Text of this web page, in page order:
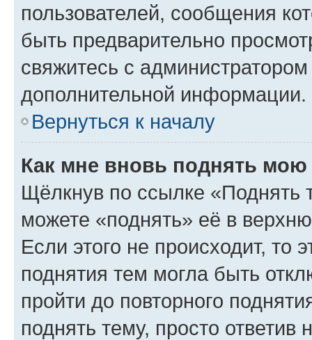
пользователей, сообщения
быть предварительно
свяжитесь с
дополнительной информации.
Вернуться к началу
Как мне вновь поднять мою
Щёлкнув по ссылке «Поднять
можете «поднять» её в
Если этого не происходит, то
поднятия тем могла быть
пройти до повторного
поднять тему, просто ответив